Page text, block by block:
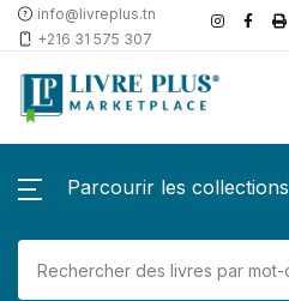
info@livreplus.tn
+216 31 575 307
Parcourir les collections